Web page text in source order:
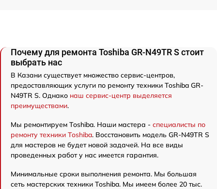
Почему для ремонта Toshiba GR-N49TR S стоит
выбрать нас
В Казани существует множество сервис-центров,
предоставляющих услуги по ремонту техники Toshiba GR-
N49TR S. Однако наш сервис-центр выделяется
преимуществами.
Мы ремонтируем Toshiba. Наши мастера - специалисты по
ремонту техники Toshiba. Восстановить модель GR-N49TR S
для мастеров не будет новой задачей. На все виды
проведенных работ у нас имеется гарантия.
Минимальные сроки выполнения ремонта. Мы большая
сеть мастерских техники Toshiba. Мы имеем более 20 тыс.